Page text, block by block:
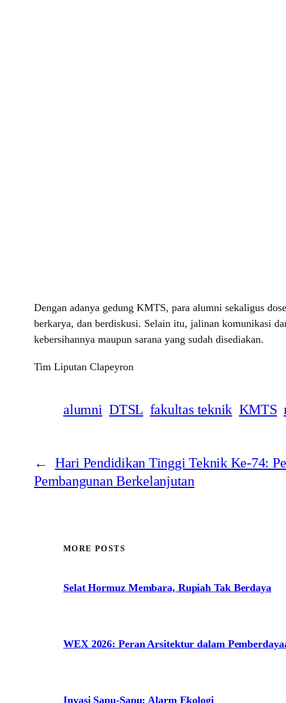
Dengan adanya gedung KMTS, para alumni sekaligus
berkarya, dan berdiskusi. Selain itu, jalinan komunikasi
kebersihannya maupun sarana yang sudah disediakan.
Tim Liputan Clapeyron
alumni DTSL fakultas teknik KMTS
←
Hari Pendidikan Tinggi Teknik Ke-74:
Pembangunan Berkelanjutan
MORE POSTS
Selat Hormuz Membara, Rupiah Tak Berdaya
WEX 2026: Peran Arsitektur dalam
Invasi Sapu-Sapu: Alarm Ekologi